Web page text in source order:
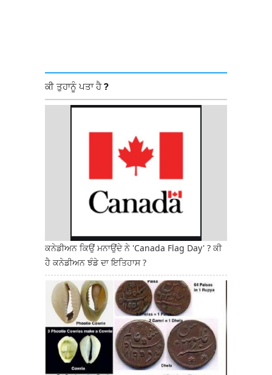
ਕੀ ਤੁਹਾਨੂੰ ਪਤਾ ਹੈ ?
ਕਨੇਡੀਅਨ ਕਿਉਂ ਮਨਾਉਂਦੇ ਨੇ 'Canada Flag Day' ? ਕੀ
ਹੈ ਕਨੇਡੀਅਨ ਝੰਡੇ ਦਾ ਇਤਿਹਾਸ ?